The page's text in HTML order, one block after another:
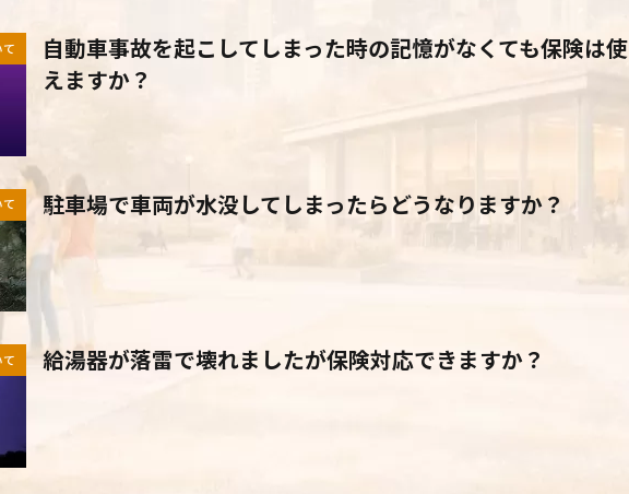
て
自動車事故を起こしてしまった時の記憶がなくても保険は使
えますか？
て 駐車場で車両が水没してしまったらどうなりますか？
て 給湯器が落雷で壊れましたが保険対応できますか？